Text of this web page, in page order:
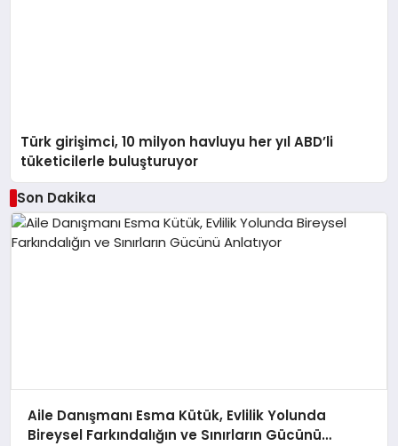
Türk girişimci, 10 milyon havluyu her yıl ABD’li
tüketicilerle buluşturuyor
Son Dakika
Aile Danışmanı Esma Kütük, Evlilik Yolunda
Bireysel Farkındalığın ve Sınırların Gücünü